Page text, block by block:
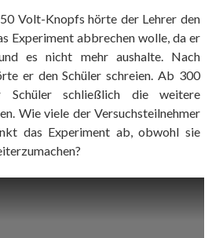
Volt-Knopfs hörte der Lehrer den
Experiment abbrechen wolle, da er
es nicht mehr aushalte. Nach
er den Schüler schreien. Ab 300
schließlich die weitere
Wie viele der Versuchsteilnehmer
das Experiment ab, obwohl sie